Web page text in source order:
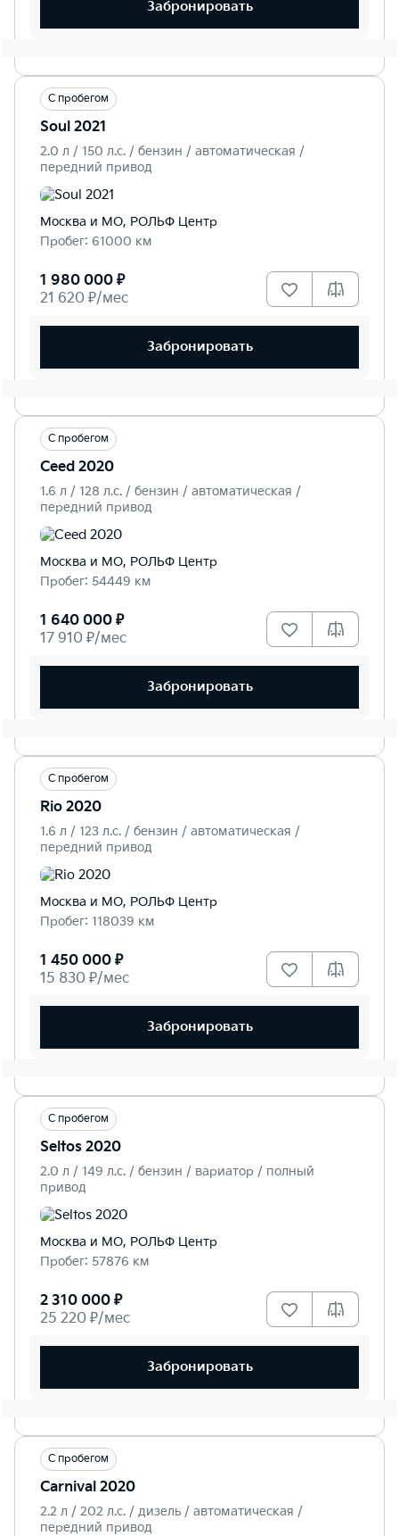
Забронировать
С пробегом
Soul 2021
2.0 л / 150 л.c. / бензин / автоматическая /
передний привод
Москва и МО, РОЛЬФ Центр
Пробег: 61000 км
1 980 000 ₽
21 620 ₽/мес
Забронировать
С пробегом
Ceed 2020
1.6 л / 128 л.c. / бензин / автоматическая /
передний привод
Москва и МО, РОЛЬФ Центр
Пробег: 54449 км
1 640 000 ₽
17 910 ₽/мес
Забронировать
С пробегом
Rio 2020
1.6 л / 123 л.c. / бензин / автоматическая /
передний привод
Москва и МО, РОЛЬФ Центр
Пробег: 118039 км
1 450 000 ₽
15 830 ₽/мес
Забронировать
С пробегом
Seltos 2020
2.0 л / 149 л.c. / бензин / вариатор / полный
привод
Москва и МО, РОЛЬФ Центр
Пробег: 57876 км
2 310 000 ₽
25 220 ₽/мес
Забронировать
С пробегом
Carnival 2020
2.2 л / 202 л.c. / дизель / автоматическая /
передний привод